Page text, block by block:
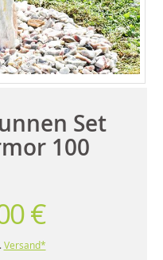
Set
100
€
Versand*